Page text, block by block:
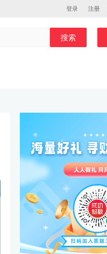
登录 注册
搜索